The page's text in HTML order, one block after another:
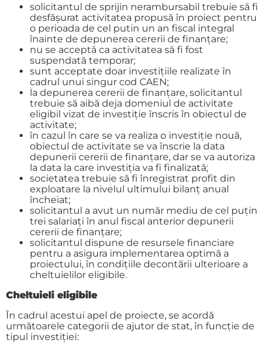
solicitantul de sprijin nerambursabil trebuie să fi
desfășurat activitatea propusă în proiect pentru
o perioada de cel putin un an fiscal integral
înainte de depunerea cererii de finanțare;
nu se acceptă ca activitatea să fi fost
suspendată temporar;
sunt acceptate doar investițiile realizate în
cadrul unui singur cod CAEN;
la depunerea cererii de finanţare, solicitantul
trebuie să aibă deja domeniul de activitate
eligibil vizat de investiție înscris în obiectul de
activitate;
în cazul în care se va realiza o investiție nouă,
obiectul de activitate se va înscrie la data
depunerii cererii de finanțare, dar se va autoriza
la data la care investiția va fi finalizată;
societatea trebuie să fi înregistrat profit din
exploatare la nivelul ultimului bilanț anual
încheiat;
solicitantul a avut un număr mediu de cel puțin
trei salariați în anul fiscal anterior depunerii
cererii de finanțare;
solicitantul dispune de resursele financiare
pentru a asigura implementarea optimă a
proiectului, în condițiile decontării ulterioare a
cheltuielilor eligibile.
Cheltuieli eligibile
În cadrul acestui apel de proiecte, se acordă
următoarele categorii de ajutor de stat, în funcție de
tipul investiției: